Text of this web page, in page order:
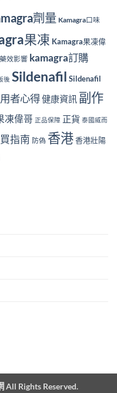
劑量 Kamagra口味
果凍 Kamagra果凍偉
效影響 kamagra訂購
後 Sildenafil Sildenafil
者心得健康資訊 副作
凍偉哥 正品保障 正貨 泰國威而
指南 防偽 香港香港壯陽
All Rights Reserved.